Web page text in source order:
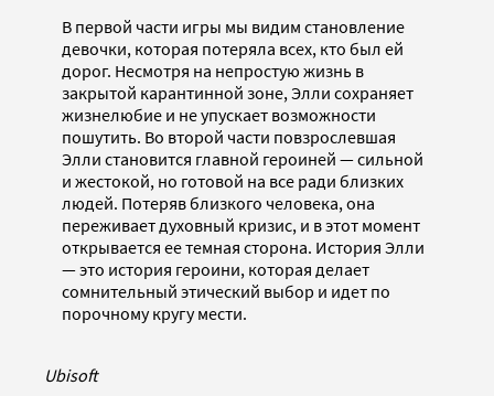
В первой части игры мы видим становление
девочки, которая потеряла всех, кто был ей
дорог. Несмотря на непростую жизнь в
закрытой карантинной зоне, Элли сохраняет
жизнелюбие и не упускает возможности
пошутить. Во второй части повзрослевшая
Элли становится главной героиней — сильной
и жестокой, но готовой на все ради близких
людей. Потеряв близкого человека, она
переживает духовный кризис, и в этот момент
открывается ее темная сторона. История Элли
— это история героини, которая делает
сомнительный этический выбор и идет по
порочному кругу мести.
Ubisoft